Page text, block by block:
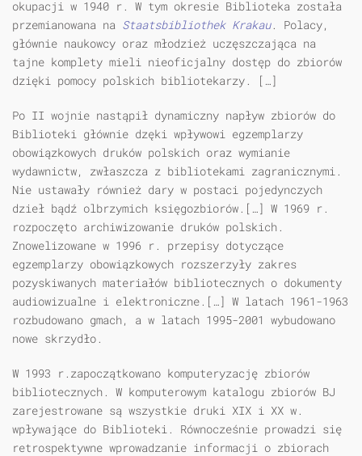
okupacji w 1940 r. W tym okresie Biblioteka została
przemianowana na Staatsbibliothek Krakau. Polacy,
głównie naukowcy oraz młodzież uczęszczająca na
tajne komplety mieli nieoficjalny dostęp do zbiorów
dzięki pomocy polskich bibliotekarzy. […]
Po II wojnie nastąpił dynamiczny napływ zbiorów do
Biblioteki głównie dzęki wpływowi egzemplarzy
obowiązkowych druków polskich oraz wymianie
wydawnictw, zwłaszcza z bibliotekami zagranicznymi.
Nie ustawały również dary w postaci pojedynczych
dzieł bądź olbrzymich księgozbiorów.[…] W 1969 r.
rozpoczęto archiwizowanie druków polskich.
Znowelizowane w 1996 r. przepisy dotyczące
egzemplarzy obowiązkowych rozszerzyły zakres
pozyskiwanych materiałów bibliotecznych o dokumenty
audiowizualne i elektroniczne.[…] W latach 1961-1963
rozbudowano gmach, a w latach 1995-2001 wybudowano
nowe skrzydło.
W 1993 r.zapoczątkowano komputeryzację zbiorów
bibliotecznych. W komputerowym katalogu zbiorów BJ
zarejestrowane są wszystkie druki XIX i XX w.
wpływające do Biblioteki. Równocześnie prowadzi się
retrospektywne wprowadzanie informacji o zbiorach